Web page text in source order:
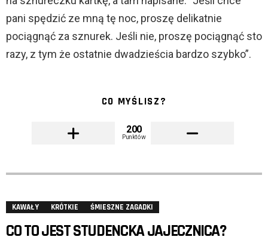
pani spędzić ze mną tę noc, proszę delikatnie
pociągnąć za sznurek. Jeśli nie, proszę pociągnąć sto
razy, z tym że ostatnie dwadzieścia bardzo szybko”.
CO MYŚLISZ?
200
Punktów
KAWAŁY KRÓTKIE ŚMIESZNE ZAGADKI
CO TO JEST STUDENCKA JAJECZNICA?